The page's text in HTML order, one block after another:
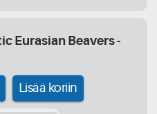
Eurasian Beavers -
Lisää koriin